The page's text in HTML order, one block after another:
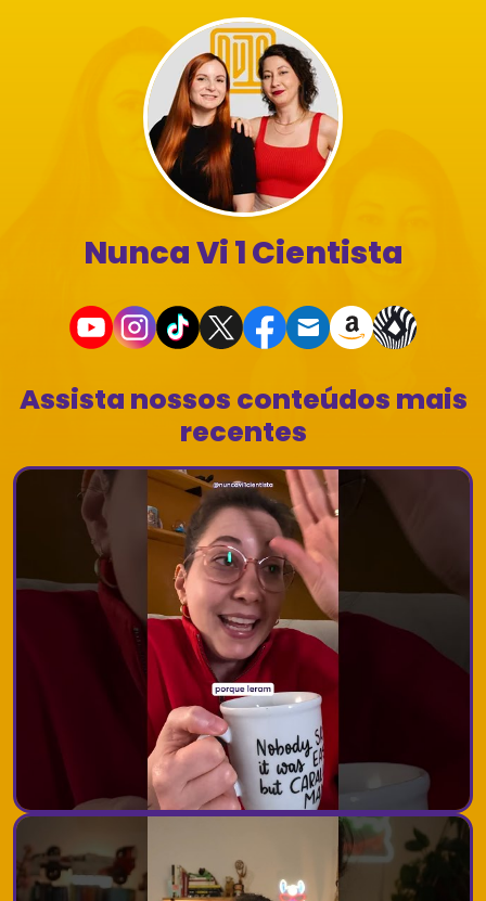
Nunca Vi 1 Cientista
Assista nossos conteúdos mais
recentes